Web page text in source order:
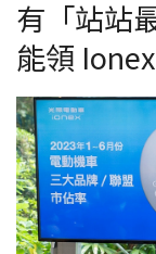
有「站站
能領